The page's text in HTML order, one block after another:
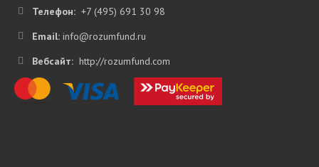
Телефон: +7 (495) 691 30 98
Email: info@rozumfund.ru
Вебсайт: http://rozumfund.com